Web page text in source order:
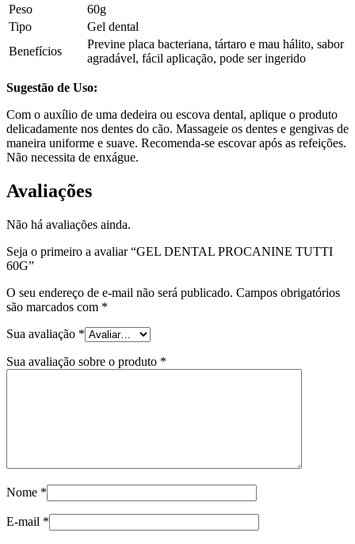
Peso
60g
Tipo
Gel dental
Benefícios
Previne placa bacteriana, tártaro e mau hálito, sabor
agradável, fácil aplicação, pode ser ingerido
Sugestão de Uso:
Com o auxílio de uma dedeira ou escova dental, aplique o produto
delicadamente nos dentes do cão. Massageie os dentes e gengivas de
maneira uniforme e suave. Recomenda-se escovar após as refeições.
Não necessita de enxágue.
Avaliações
Não há avaliações ainda.
Seja o primeiro a avaliar “GEL DENTAL PROCANINE TUTTI
60G”
O seu endereço de e-mail não será publicado. Campos obrigatórios
são marcados com *
Sua avaliação *
Sua avaliação sobre o produto *
Nome *
E-mail *